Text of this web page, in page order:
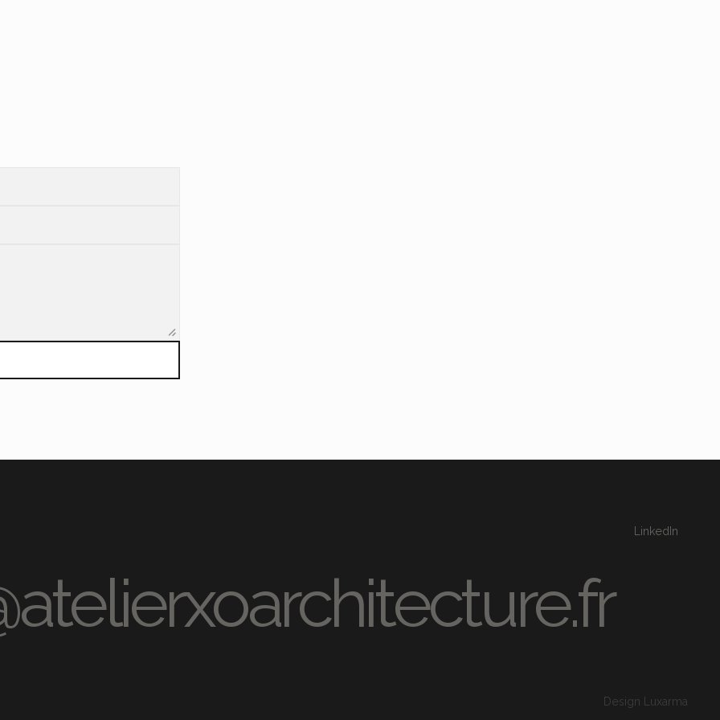
LinkedIn
Design Luxarma